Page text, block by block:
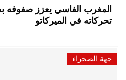
المغرب الفاسي يعزز صفوفه
تحركاته في الميركاتو
جهة الصحراء